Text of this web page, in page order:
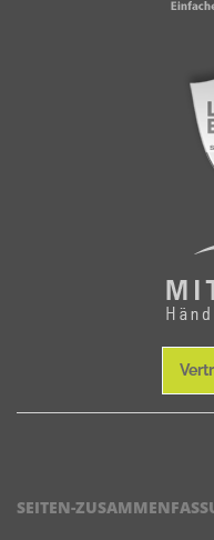
SEITEN-